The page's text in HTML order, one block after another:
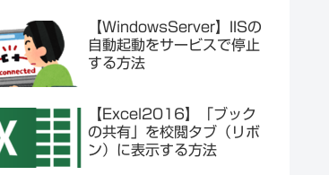
【WindowsServer】IISの
自動起動をサービスで停止
する方法
【Excel2016】「ブック
の共有」を校閲タブ（リボ
ン）に表示する方法